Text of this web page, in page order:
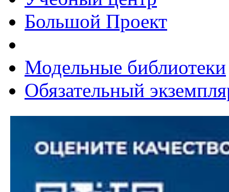
Большой Проект
Модельные библиотеки
Обязательный